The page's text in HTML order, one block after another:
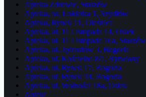
Apteka Zdrowie, Staszów
Apteka, os. Łokietka 1, Szydłów
Apteka, Rynek 11, Oleśnica
Apteka, ul. 11 Listopada 14, Osiek
Apteka, ul. 11 Listopada 76a, Staszów
Apteka, ul. Jędrusiów 3, Bogoria
Apteka, ul. Kościelna 8/1, Rytwiany
Apteka, ul. Rynek 17, Bogoria
Apteka, ul. Rynek 34, Bogoria
Apteka, ul. Wolności 18a, Osiek
Apteki